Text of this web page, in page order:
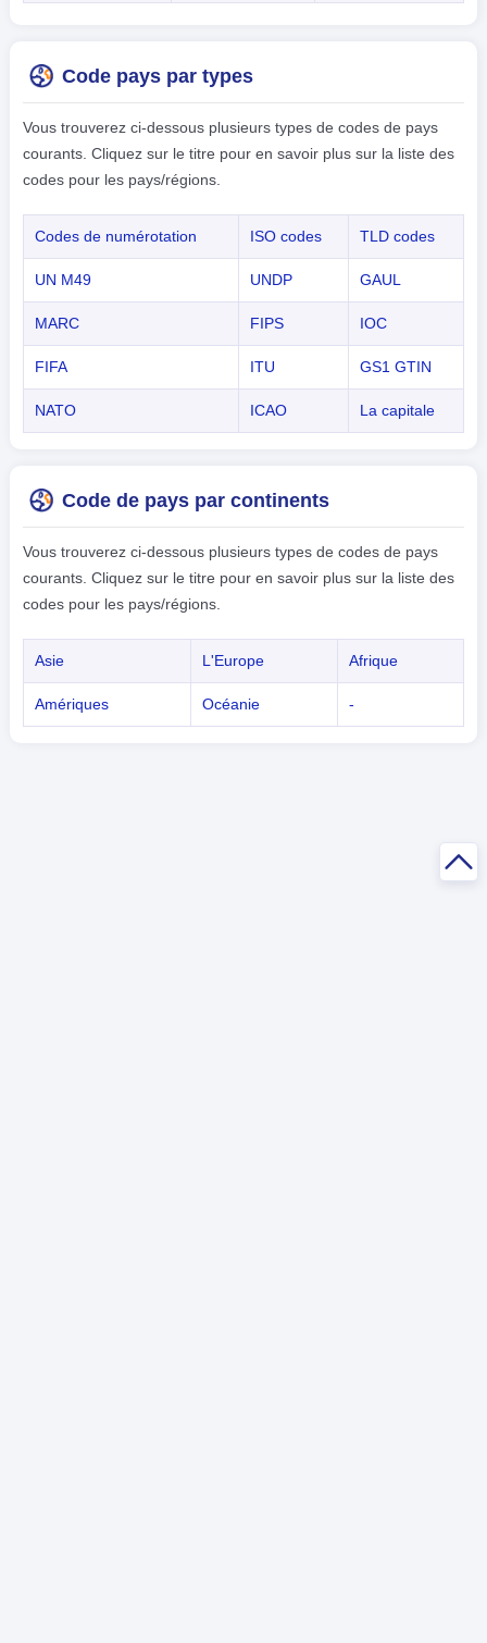
Code pays par types
Vous trouverez ci-dessous plusieurs types de codes de pays
courants. Cliquez sur le titre pour en savoir plus sur la liste des
codes pour les pays/régions.
Codes de numérotation ISO codes TLD codes
UN M49 UNDP GAUL
MARC FIPS IOC
FIFA ITU GS1 GTIN
NATO ICAO La capitale
Code de pays par continents
Vous trouverez ci-dessous plusieurs types de codes de pays
courants. Cliquez sur le titre pour en savoir plus sur la liste des
codes pour les pays/régions.
Asie L'Europe Afrique
Amériques Océanie -